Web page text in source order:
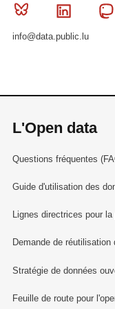
Bluesky
info@data.public.lu
L'Open data
Questions fréquentes
Guide d'utilisation des
Lignes directrices pour
Demande de réutilisation
Stratégie de données
Feuille de route pour